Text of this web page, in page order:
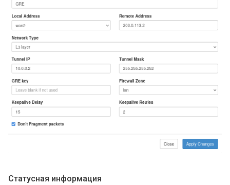
Статусная информация